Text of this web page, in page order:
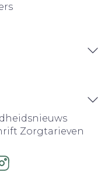
Zorgtarieven